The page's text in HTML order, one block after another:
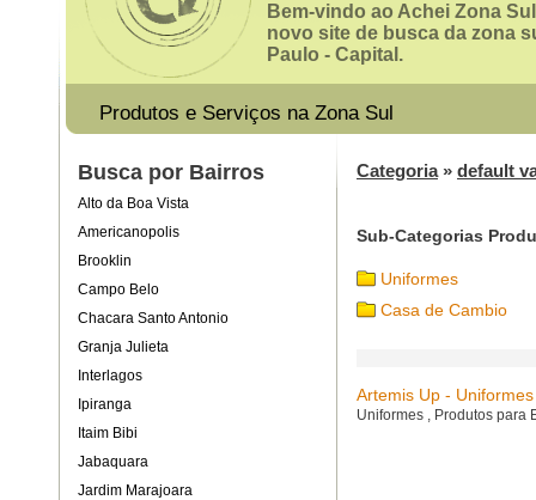
Bem-vindo ao Achei Zona
novo site de busca da zona
Paulo - Capital.
Produtos e Serviços na Zona Sul
Busca por Bairros
Alto da Boa Vista
Americanopolis
Brooklin
Campo Belo
Chacara Santo Antonio
Granja Julieta
Interlagos
Ipiranga
Itaim Bibi
Jabaquara
Jardim Marajoara
Categoria» default
Sub-Categorias
Uniformes
Casa de Cambio
Artemis Up - Uniformes
Uniformes , Produtos para